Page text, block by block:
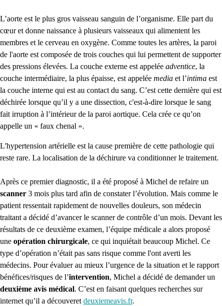
L’aorte est le plus gros vaisseau sanguin de l’organisme. Elle part du
cœur et donne naissance à plusieurs vaisseaux qui alimentent les
membres et le cerveau en oxygène. Comme toutes les artères, la paroi
de l'aorte est composée de trois couches qui lui permettent de supporter
des pressions élevées. La couche externe est appelée adventice, la
couche intermédiaire, la plus épaisse, est appelée media et l’intima est
la couche interne qui est au contact du sang. C’est cette dernière qui est
déchirée lorsque qu’il y a une dissection, c'est-à-dire lorsque le sang
fait irruption à l’intérieur de la paroi aortique. Cela crée ce qu’on
appelle un « faux chenal ».
L'hypertension artérielle est la cause première de cette pathologie qui
reste rare. La localisation de la déchirure va conditionner le traitement.
Après ce premier diagnostic, il a été proposé à Michel de refaire un
scanner 3 mois plus tard afin de constater l’évolution. Mais comme le
patient ressentait rapidement de nouvelles douleurs, son médecin
traitant a décidé d’avancer le scanner de contrôle d’un mois. Devant les
résultats de ce deuxième examen, l’équipe médicale a alors proposé
une opération chirurgicale, ce qui inquiétait beaucoup Michel. Ce
type d’opération n’était pas sans risque comme l'ont averti les
médecins. Pour évaluer au mieux l’urgence de la situation et le rapport
bénéfices/risques de l’intervention, Michel a décidé de demander un
deuxième avis médical. C’est en faisant quelques recherches sur
internet qu’il a découveretdeuxiemeavis.fr.